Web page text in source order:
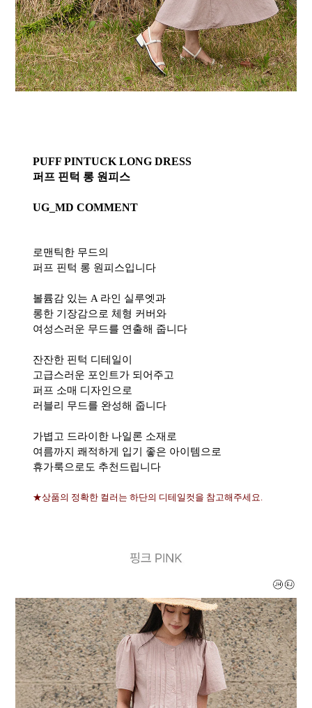
PUFF PINTUCK LONG DRESS
퍼프 핀턱 롱 원피스
UG_MD COMMENT
로맨틱한 무드의
퍼프 핀턱 롱 원피스입니다
볼륨감 있는 A 라인 실루엣과
롱한 기장감으로 체형 커버와
여성스러운 무드를 연출해 줍니다
잔잔한 핀턱 디테일이
고급스러운 포인트가 되어주고
퍼프 소매 디자인으로
러블리 무드를 완성해 줍니다
가볍고 드라이한 나일론 소재로
여름까지 쾌적하게 입기 좋은 아이템으로
휴가룩으로도 추천드립니다
★상품의 정확한 컬러는 하단의 디테일컷을 참고해주세요.